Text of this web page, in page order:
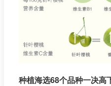
种植海选68个品种一决高